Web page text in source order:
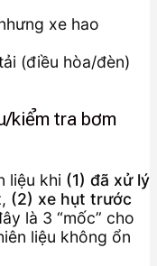
xe hao
(điều hòa/đèn)
kiểm tra bơm
liệu khi (1) đã xử lý
, (2) xe hụt trước
là 3 “mốc” cho
liệu không ổn